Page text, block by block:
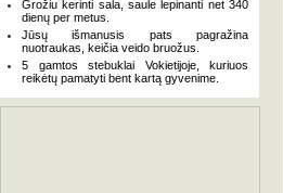
Grožiu kerinti sala, saule lepinanti net 340
dienų per metus.
Jūsų išmanusis pats pagražina
nuotraukas, keičia veido bruožus.
5 gamtos stebuklai Vokietijoje, kuriuos
reikėtų pamatyti bent kartą gyvenime.